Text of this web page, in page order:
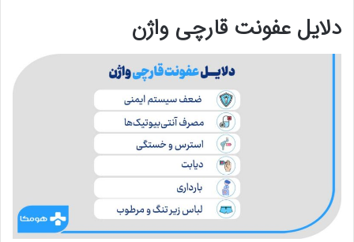
دلایل عفونت قارچی واژن